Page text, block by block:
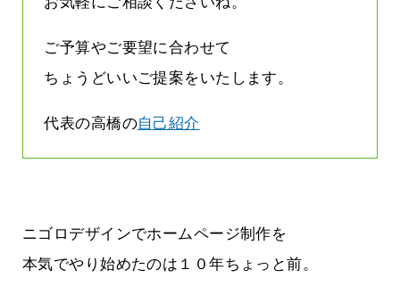
ご予算やご要望に合わせて
ちょうどいいご提案をいたします。
代表の高橋の自己紹介
ニゴロデザインでホームページ制作を
本気でやり始めたのは１０年ちょっと前。